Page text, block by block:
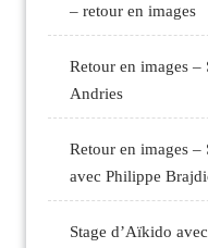
– retour en images
Retour en images –
Andries
Retour en images –
avec Philippe
Stage d’Aïkido